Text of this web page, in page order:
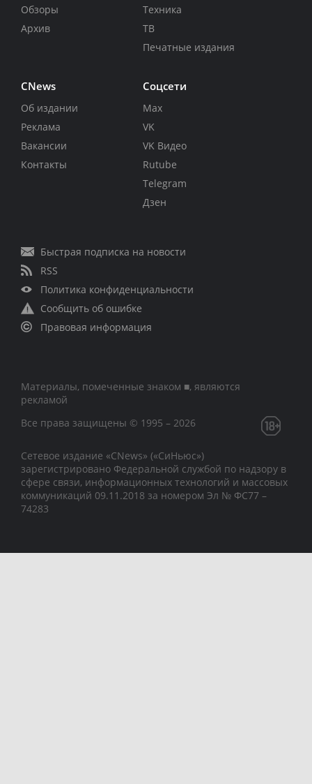
Обзоры
Архив
Техника
ТВ
Печатные издания
CNews
Об издании
Реклама
Вакансии
Контакты
Соцсети
Max
VK
VK Видео
Rutube
Telegram
Дзен
Быстрая подписка на новости
RSS
Политика конфиденциальности
Сообщить об ошибке
Правовая информация
Материалы, помеченные знаком ■, являются
рекламой
Все права защищены © 1995 – 2026
Сетевое издание «CNews» («СиНьюс»)
зарегистрировано Федеральной службой по надзору в
сфере связи, информационных технологий и массовых
коммуникаций 09.11.2018 за номером Эл № ФС77 –
74283